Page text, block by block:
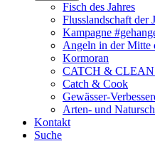
Fisch des Jahres
Flusslandschaft der
Kampagne
Angeln in der Mitte
Kormoran
CATCH &
Catch & Cook
Gewässer-
Arten- und
Kontakt
Suche